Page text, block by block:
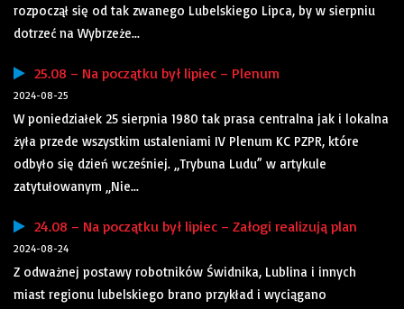
rozpoczął się od tak zwanego Lubelskiego Lipca, by w sierpniu
dotrzeć na Wybrzeże...
25.08 – Na początku był lipiec – Plenum
2024-08-25
W poniedziałek 25 sierpnia 1980 tak prasa centralna jak i lokalna
żyła przede wszystkim ustaleniami IV Plenum KC PZPR, które
odbyło się dzień wcześniej. „Trybuna Ludu” w artykule
zatytułowanym „Nie...
24.08 – Na początku był lipiec – Załogi realizują plan
2024-08-24
Z odważnej postawy robotników Świdnika, Lublina i innych
miast regionu lubelskiego brano przykład i wyciągano